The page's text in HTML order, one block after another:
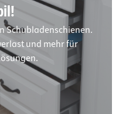
Schubladenschienen.
und mehr für